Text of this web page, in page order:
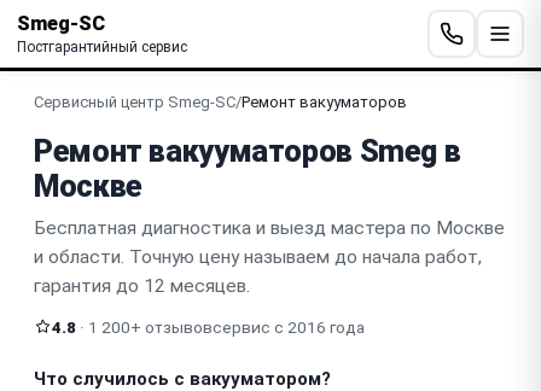
Smeg-SC
Постгарантийный сервис
Сервисный центр Smeg-SC/Ремонт вакууматоров
Ремонт вакууматоров Smeg в
Москве
Бесплатная диагностика и выезд мастера по Москве
и области. Точную цену называем до начала работ,
гарантия до 12 месяцев.
4.8 · 1 200+ отзывовсервис с 2016 года
Что случилось с вакууматором?